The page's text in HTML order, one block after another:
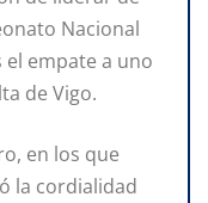
Nacional
el empate a uno
de Vigo.
en los que
la cordialidad